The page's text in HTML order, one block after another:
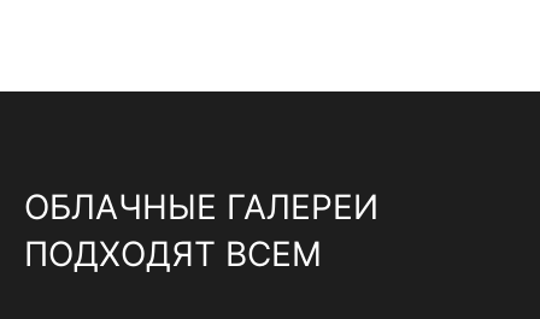
ОБЛАЧНЫЕ ГАЛЕРЕИ
ПОДХОДЯТ ВСЕМ